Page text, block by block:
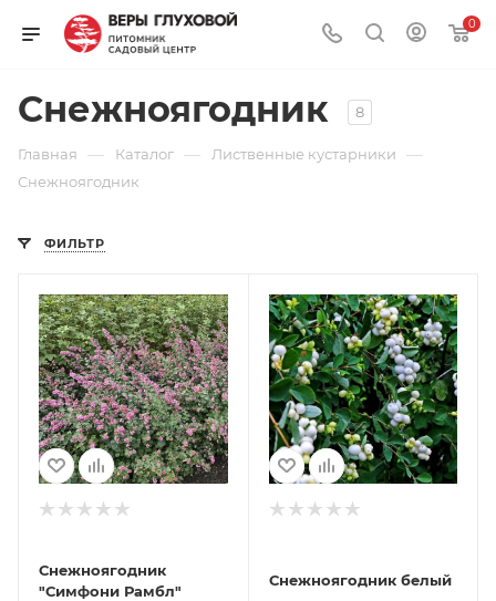
0
Снежноягодник 8
Главная — Каталог — Лиственные кустарники —
Снежноягодник
ФИЛЬТР
Снежноягодник
"Симфони Рамбл"
Снежноягодник белый